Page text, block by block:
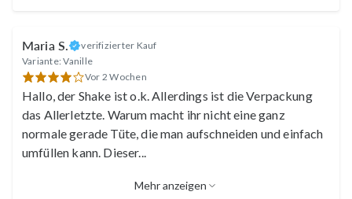
Maria S.
verifizierter Kauf
Variante: Vanille
Vor 2 Wochen
Hallo, der Shake ist o.k. Allerdings ist die Verpackung
das Allerletzte. Warum macht ihr nicht eine ganz
normale gerade Tüte, die man aufschneiden und einfach
umfüllen kann. Dieser...
Mehr anzeigen